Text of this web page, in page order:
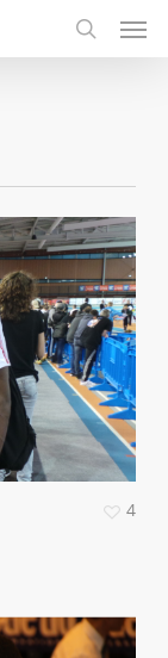
search
4